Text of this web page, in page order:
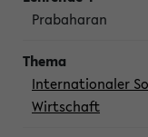
Prabaharan
Internationaler
Wirtschaft